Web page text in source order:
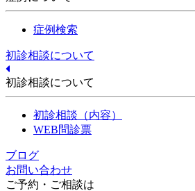
症例検索
初診相談について
初診相談について
初診相談（内容）
WEB問診票
ブログ
お問い合わせ
ご予約・ご相談は